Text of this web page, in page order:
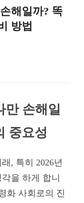
해일까? 똑
방법
만 손해일
중요성
, 특히 2026년
을 하게 합니
화 사회로의 진